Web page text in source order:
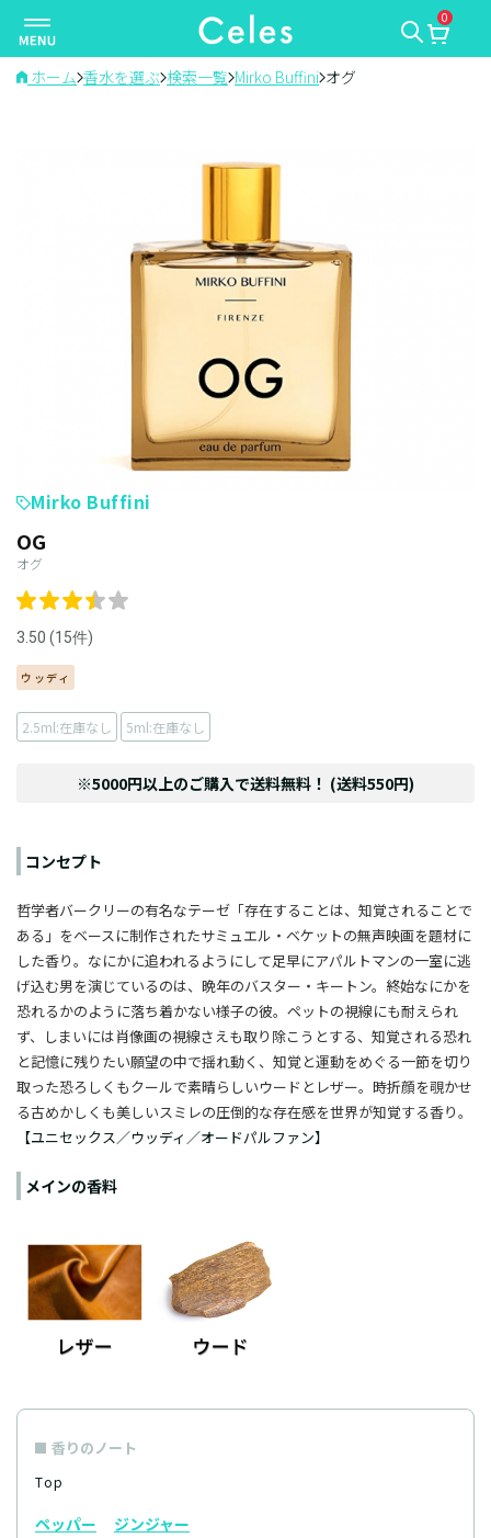
ナ
ビ
ゲ
0
ホーム 香水を選ぶ 検索一覧 Mirko Buffini オグ
Mirko Buffini
OG
オグ
3.50 (15件)
ウッディ
2.5ml:在庫なし 5ml:在庫なし
※5000円以上のご購入で送料無料！ (送料550円)
コンセプト
哲学者バークリーの有名なテーゼ「存在することは、知覚されることで
ある」をベースに制作されたサミュエル・ベケットの無声映画を題材に
した香り。なにかに追われるようにして足早にアパルトマンの一室に逃
げ込む男を演じているのは、晩年のバスター・キートン。終始なにかを
恐れるかのように落ち着かない様子の彼。ペットの視線にも耐えられ
ず、しまいには肖像画の視線さえも取り除こうとする、知覚される恐れ
と記憶に残りたい願望の中で揺れ動く、知覚と運動をめぐる一節を切り
取った恐ろしくもクールで素晴らしいウードとレザー。時折顔を覗かせ
る古めかしくも美しいスミレの圧倒的な存在感を世界が知覚する香り。
【ユニセックス／ウッディ／オードパルファン】
メインの香料
香りのノート
Top
ペッパー ジンジャー